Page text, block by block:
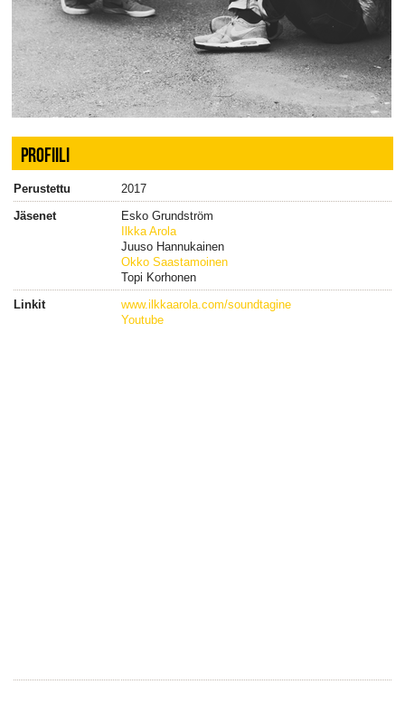
PROFIILI
Perustettu
2017
Jäsenet
Esko Grundström
Ilkka Arola
Juuso Hannukainen
Okko Saastamoinen
Topi Korhonen
Linkit
www.ilkkaarola.com/soundtagine
Youtube